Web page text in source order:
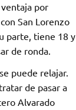
por
San Lorenzo
parte, tiene 18 y
de ronda.
puede relajar.
de pasar a
Alvarado